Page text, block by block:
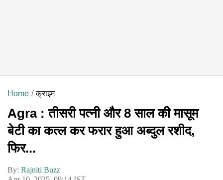
Home क्राइम
Agra : तीसरी पत्नी और 8 साल की मासूम
बेटी का कत्ल कर फरार हुआ अब्दुल रशीद,
फिर...
By: Rajniti Buzz